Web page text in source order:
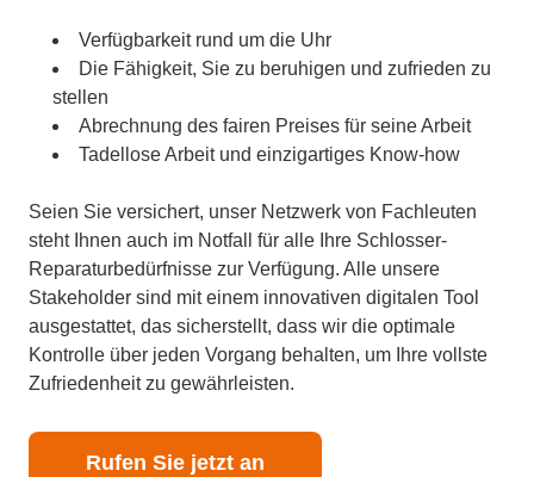
Verfügbarkeit rund um die Uhr
Die Fähigkeit, Sie zu beruhigen und zufrieden zu
stellen
Abrechnung des fairen Preises für seine Arbeit
Tadellose Arbeit und einzigartiges Know-how
Seien Sie versichert, unser Netzwerk von Fachleuten
steht Ihnen auch im Notfall für alle Ihre Schlosser-
Reparaturbedürfnisse zur Verfügung. Alle unsere
Stakeholder sind mit einem innovativen digitalen Tool
ausgestattet, das sicherstellt, dass wir die optimale
Kontrolle über jeden Vorgang behalten, um Ihre vollste
Zufriedenheit zu gewährleisten.
Rufen Sie jetzt an